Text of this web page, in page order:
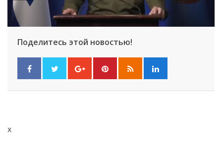
Поделитесь этой новостью!
x